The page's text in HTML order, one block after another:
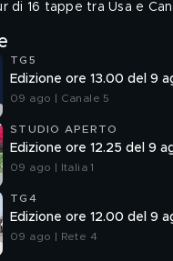
di 16 tappe tra Usa e
TG5
Edizione ore 13.00 del 9
09 ago | Canale 5
STUDIO APERTO
Edizione ore 12.25 del 9
09 ago | Italia 1
TG4
Edizione ore 12.00 del 9
09 ago | Rete 4